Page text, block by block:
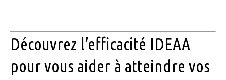
Découvrez l’efficacité IDEAA
pour vous aider à atteindre vos